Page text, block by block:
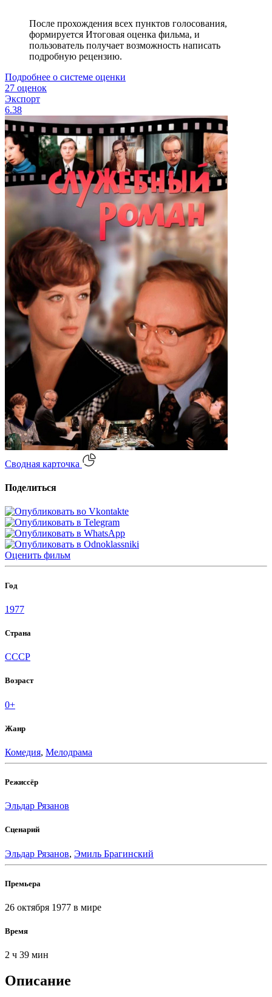
После прохождения всех пунктов голосования,
формируется Итоговая оценка фильма, и
пользователь получает возможность написать
подробную рецензию.
Подробнее о системе оценки
27 оценок
Экспорт
6.38
Сводная карточка
Поделиться
Оценить фильм
Год
1977
Страна
СССР
Возраст
0+
Жанр
Комедия, Мелодрама
Режиссёр
Эльдар Рязанов
Сценарий
Эльдар Рязанов, Эмиль Брагинский
Премьера
26 октября 1977 в мире
Время
2 ч 39 мин
Описание